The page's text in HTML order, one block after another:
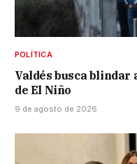
POLÍTICA
Valdés busca
de El Niño
9 de agosto de 2026